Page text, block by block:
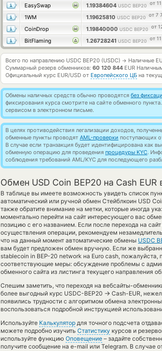
EasySwap
1.19384604 USDC BEP20 от
1WM
1.19625810 USDC BEP20 от 7
CoinDrop
1.19840000 USDC BEP20 от
BitFlaming
1.26728241 USDC BEP20 от
Всего по направлению USDC BEP20 (USDC) → Наличные
Суммарный резерв обменников: 60 120 844 EUR
Официальный курс EUR/USD от Европейского ЦБ на
Обмены наличных средств обычно проводятся без
фиксирования курса смотрите на сайте обменного
сервисом в электронном письме.
В целях противодействия легализации доходов,
обменные пункты проводят AML-проверки поступающих
В случае если транзакция будет идентифицирована как
обменную операцию для проведения процедуры KYC.
соблюдения требований AML/KYC для последующего
Обмен USD Coin BEP20 на Cash EUR
В таблице вы имеете возможность увидеть список
автоматический или ручной обмен Стейблкоин USD
также обратите внимание на метки, которые иногда
моментально перейти на сайт интересующего вас
позицию с его названием. Если после перехода на
осуществления операции, рекомендуем
что на данный момент автоматические обмены USDC
вам будет предложен обмен вручную. Если же
stablecoin in BEP-20 network на Euro cash,
соответствующие меры: обсуждение проблемы с
обменного сайта из листинга текущего направления
Спешим заметить, что переходя на вебсайты-
более выгодный курс USDC-BEP20 → Cash-EUR,
появились трудности с алгоритмом обмена
воспользоваться подробной инструкцией
Используйте Калькулятор для точного подсчета
можете подробно изучить Статистику курсов и
используйте функцию Оповещение – задайте
получите сообщение на e-mail или Telegram. В случае